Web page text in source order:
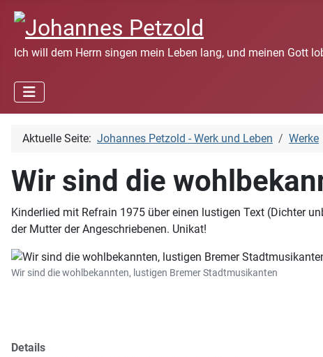
Ich will dem Herrn singen mein Leben lang, und meinen Gott
Aktuelle Seite: Johannes Petzold - Werk und Leben Werke
Wir sind die
Kinderlied mit Refrain 1975 über einen lustigen Text (Dichter
der Mutter der Angeschriebenen. Unikat!
Wir sind die wohlbekannten, lustigen Bremer Stadtmusikanten
Details